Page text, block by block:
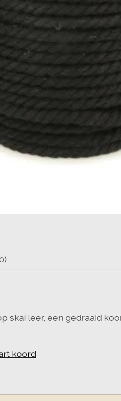
skai leer, een gedraaid
koord